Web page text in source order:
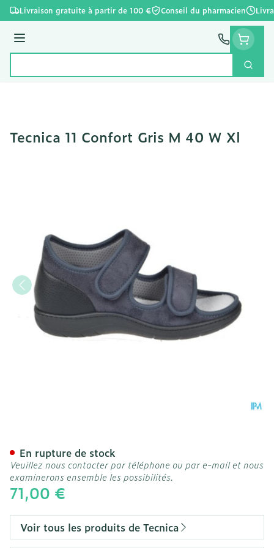
Aller au contenu
Livraison gratuite à partir de 100 € Conseil du pharmacien
Menu
Tecnica 11 Confort Gris M 40 W Xl
71,00 €
En rupture de stock
Veuillez nous contacter par téléphone ou par e-mail et nous
examinerons ensemble les possibilités.
Voir tous les produits de Tecnica